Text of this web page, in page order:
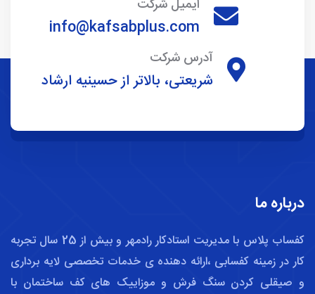
ایمیل شرکت
info@kafsabplus.com
آدرس شرکت
شریعتی، بالاتر از حسینیه ارشاد
درباره ما
کفساب پلاس با مدیریت استادکار رادمهر و بیش از 25 سال تجربه
کار در زمینه کفسابی ،ارائه دهنده ی خدمات تخصصی لایه برداری
و صیقلی کردن سنگ فرش و موزاییک های کف ساختمان با